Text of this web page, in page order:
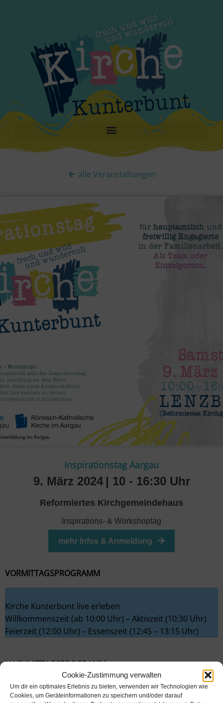
Cookie-Zustimmung verwalten
Um dir ein optimales Erlebnis zu bieten, verwenden wir Technologien wie
Cookies, um Geräteinformationen zu speichern und/oder darauf
alle Veranstaltungen
Inspirationstag Aargau
9. März 2024 | 10 - 16:30 Uhr
Reformiertes Kirchgemeindehaus
Inspirations- & Workshoptag
mehr Infos & Anmeldung
VORMITTAGSPROGRAMM
Kirche Kunterbunt live erleben
Willkommenszeit (ab 10:00 Uhr) – Aktivzeit (10:30 Uhr)
Feierzeit (12:00 Uhr) – Essenszeit (12:45 – 13:15 Uhr)
NACHMITTAGSPROGRAMM
Workshops zur Umsetzung von Kirche Kunterbunt
„How to get started“: Mitarbeitende gewinnen,